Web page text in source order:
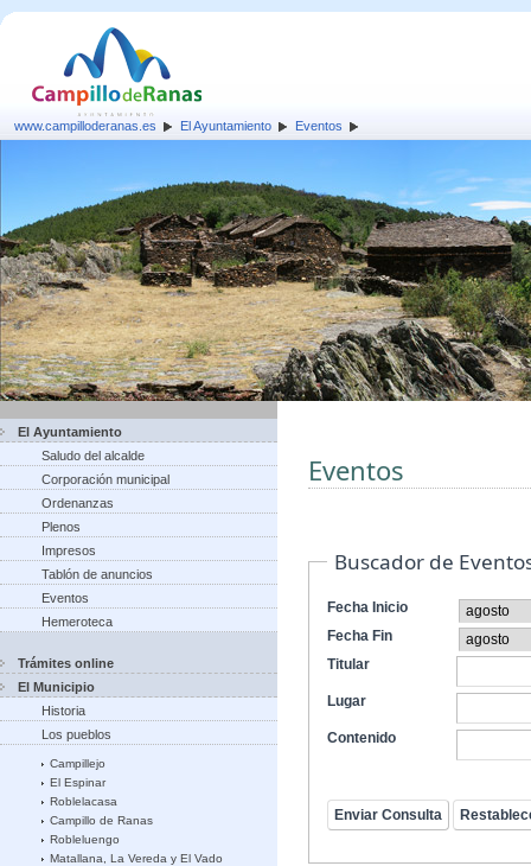
www.campilloderanas.es El Ayuntamiento Eventos
El Ayuntamiento
Saludo del alcalde
Corporación municipal
Ordenanzas
Plenos
Impresos
Tablón de anuncios
Eventos
Hemeroteca
Trámites online
El Municipio
Historia
Los pueblos
Campillejo
El Espinar
Roblelacasa
Campillo de Ranas
Robleluengo
Matallana, La Vereda y El Vado
Eventos
Buscador de
Fecha Inicio
Fecha Fin
Titular
Lugar
Contenido